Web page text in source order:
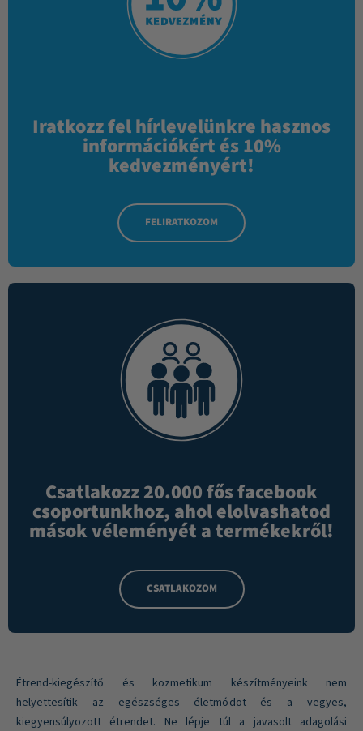
Iratkozz fel hírlevelünkre hasznos
információkért és 10%
kedvezményért!
FELIRATKOZOM
Csatlakozz 20.000 fős facebook
csoportunkhoz, ahol elolvashatod
mások véleményét a termékekről!
CSATLAKOZOM
Étrend-kiegészítő és kozmetikum készítményeink nem
helyettesítik az egészséges életmódot és a vegyes,
kiegyensúlyozott étrendet. Ne lépje túl a javasolt adagolási